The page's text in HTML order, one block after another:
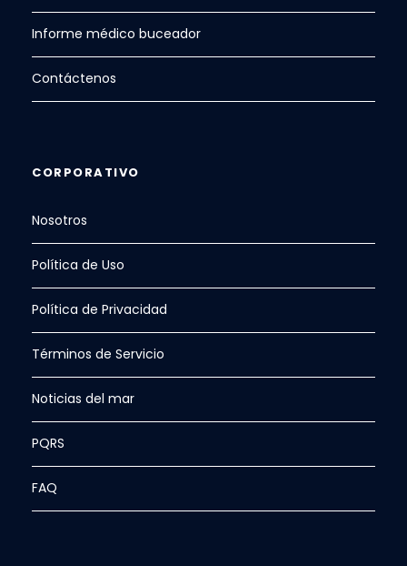
Informe médico buceador
Contáctenos
CORPORATIVO
Nosotros
Política de Uso
Política de Privacidad
Términos de Servicio
Noticias del mar
PQRS
FAQ